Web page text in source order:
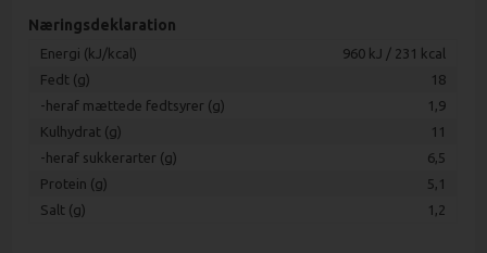
Næringsdeklaration
Energi (kJ/kcal)
960 kJ / 231 kcal
Fedt (g)
18
-heraf mættede fedtsyrer (g)
1,9
Kulhydrat (g)
11
-heraf sukkerarter (g)
6,5
Protein (g)
5,1
Salt (g)
1,2